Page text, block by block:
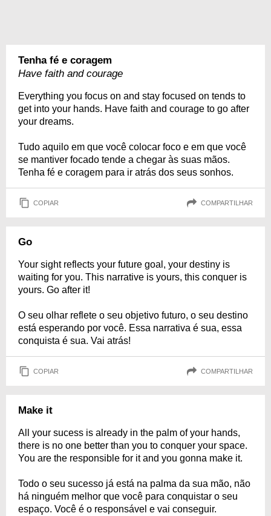
Tenha fé e coragem
Have faith and courage
Everything you focus on and stay focused on tends to
get into your hands. Have faith and courage to go after
your dreams.
Tudo aquilo em que você colocar foco e em que você
se mantiver focado tende a chegar às suas mãos.
Tenha fé e coragem para ir atrás dos seus sonhos.
COPIAR COMPARTILHAR
Go
Your sight reflects your future goal, your destiny is
waiting for you. This narrative is yours, this conquer is
yours. Go after it!
O seu olhar reflete o seu objetivo futuro, o seu destino
está esperando por você. Essa narrativa é sua, essa
conquista é sua. Vai atrás!
COPIAR COMPARTILHAR
Make it
All your sucess is already in the palm of your hands,
there is no one better than you to conquer your space.
You are the responsible for it and you gonna make it.
Todo o seu sucesso já está na palma da sua mão, não
há ninguém melhor que você para conquistar o seu
espaço. Você é o responsável e vai conseguir.